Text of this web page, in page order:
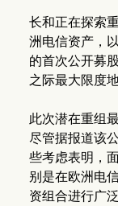
长和正在探索
洲电信资产，
的首次公开募
之际最大限度
此次潜在重组
尽管据报道该
些考虑表明，
别是在欧洲电
资组合进行广